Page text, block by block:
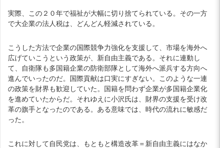
実際、この２０年で福祉が大幅に切り捨てられている。その一方
で大企業の法人税は、どんどん軽減されている。
こうした方法で企業の国際競争力強化を支援して、市場を海外へ
広げていこうという政策が、新自由主義である。それに連動し
て、自衛隊も多国籍企業の防衛部隊として海外へ派兵する方向へ
進んでいったのだ。国際貢献は口実にすぎない。このような一連
の政策を財界も歓迎していた。国籍を問わず企業が多国籍企業化
を進めていたからだ。それゆえに小沢氏は、財界の支援を受け改
革の旗手となったのである。ある意味では、時代の流れに敏感だ
った。
これに対して自民党は、もともと構造改革＝新自由主義にはなか